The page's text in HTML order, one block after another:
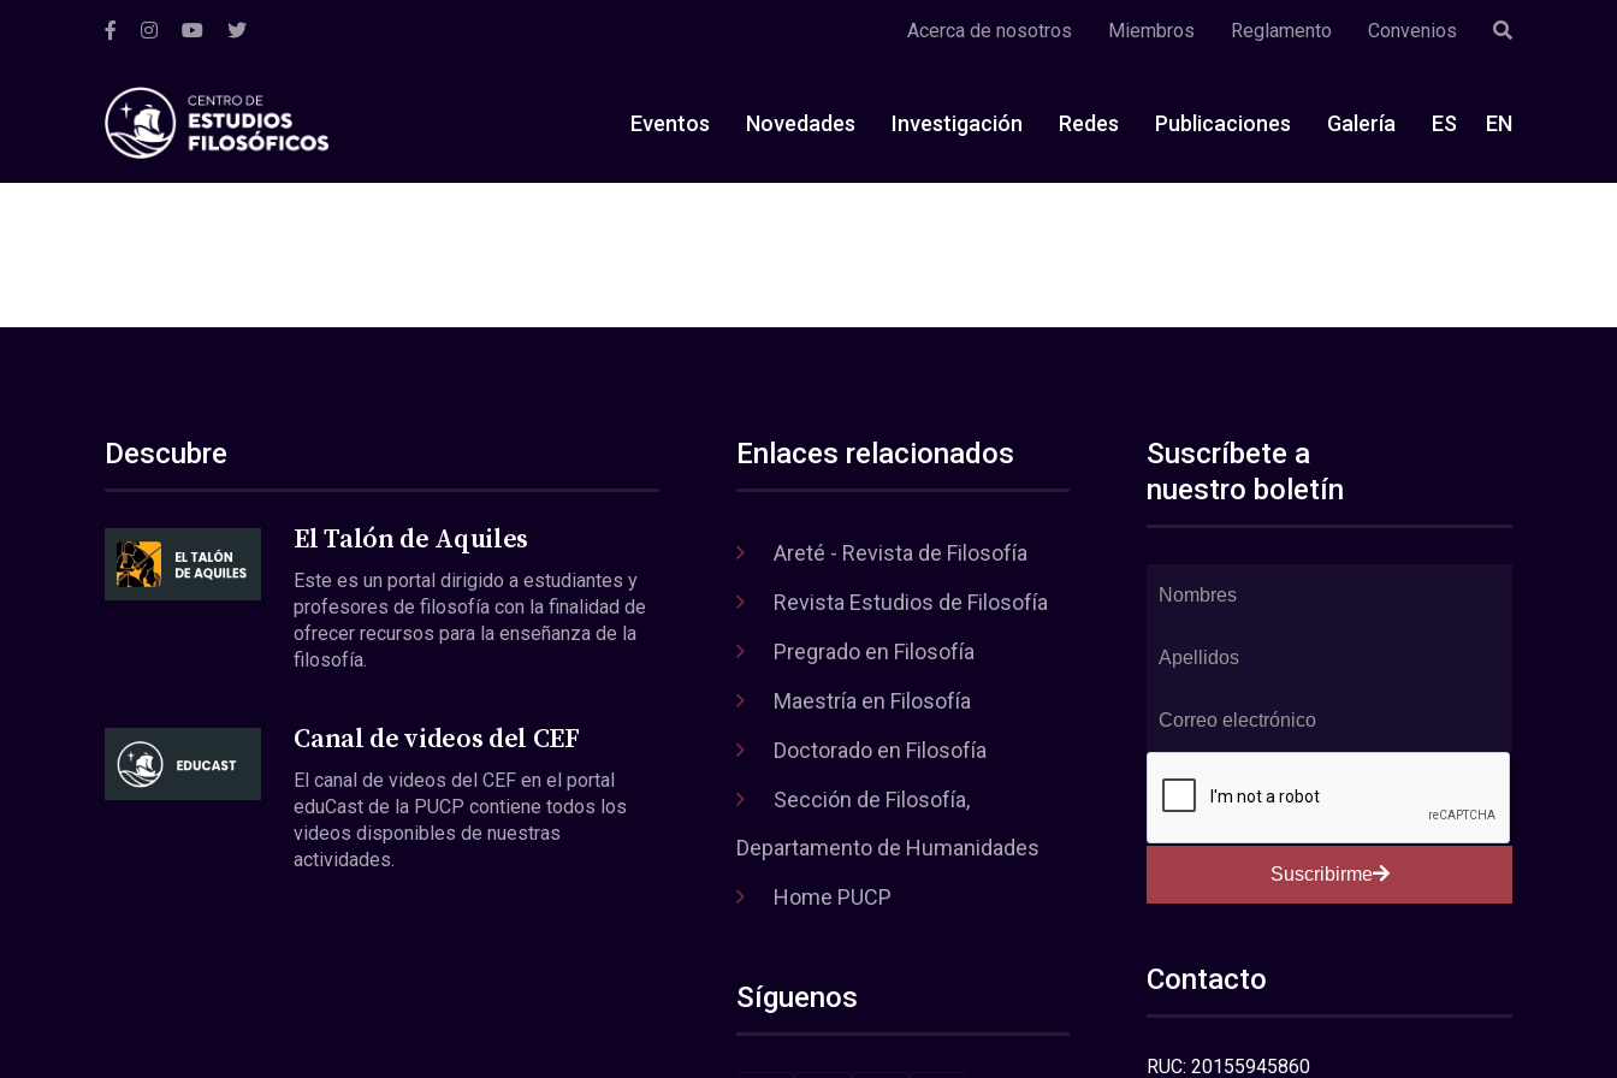
Acerca de nosotros Miembros Reglamento Convenios
Eventos Novedades Investigación Redes Publicaciones Galería ES EN
Descubre
El Talón de Aquiles
Este es un portal dirigido a estudiantes y
profesores de filosofía con la finalidad de
ofrecer recursos para la enseñanza de la
filosofía.
Canal de videos del CEF
El canal de videos del CEF en el portal
eduCast de la PUCP contiene todos los
videos disponibles de nuestras
actividades.
Enlaces relacionados
Areté - Revista de Filosofía
Revista Estudios de Filosofía
Pregrado en Filosofía
Maestría en Filosofía
Doctorado en Filosofía
Sección de Filosofía,
Departamento de Humanidades
Home PUCP
Síguenos
Suscríbete a
nuestro boletín
Suscribirme
Contacto
RUC: 20155945860